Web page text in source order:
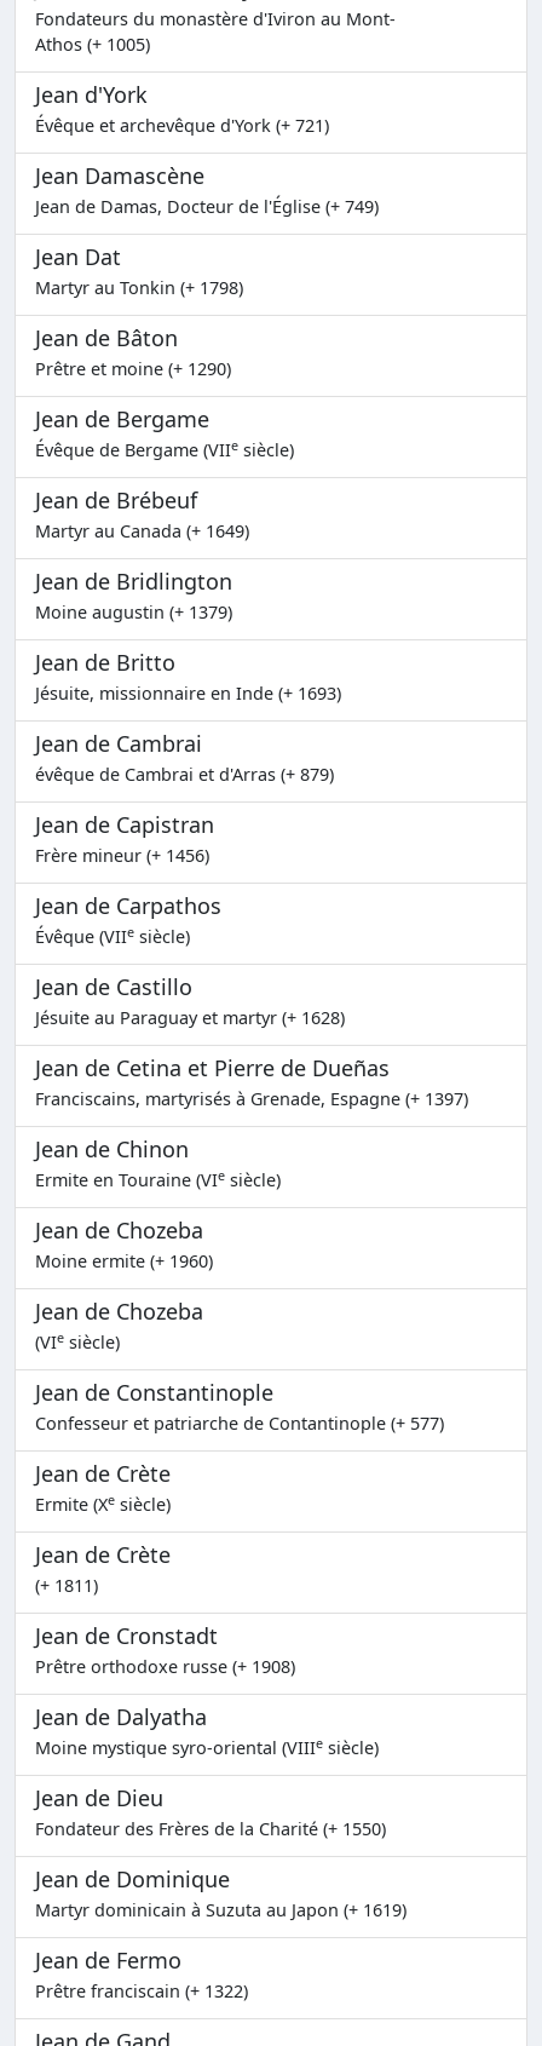
Fondateurs du monastère d'Iviron au Mont-
Athos (+ 1005)
Jean d'York
Évêque et archevêque d'York (+ 721)
Jean Damascène
Jean de Damas, Docteur de l'Église (+ 749)
Jean Dat
Martyr au Tonkin (+ 1798)
Jean de Bâton
Prêtre et moine (+ 1290)
Jean de Bergame
Évêque de Bergame (VIIe siècle)
Jean de Brébeuf
Martyr au Canada (+ 1649)
Jean de Bridlington
Moine augustin (+ 1379)
Jean de Britto
Jésuite, missionnaire en Inde (+ 1693)
Jean de Cambrai
évêque de Cambrai et d'Arras (+ 879)
Jean de Capistran
Frère mineur (+ 1456)
Jean de Carpathos
Évêque (VIIe siècle)
Jean de Castillo
Jésuite au Paraguay et martyr (+ 1628)
Jean de Cetina et Pierre de Dueñas
Franciscains, martyrisés à Grenade, Espagne (+ 1397)
Jean de Chinon
Ermite en Touraine (VIe siècle)
Jean de Chozeba
Moine ermite (+ 1960)
Jean de Chozeba
(VIe siècle)
Jean de Constantinople
Confesseur et patriarche de Contantinople (+ 577)
Jean de Crète
Ermite (Xe siècle)
Jean de Crète
(+ 1811)
Jean de Cronstadt
Prêtre orthodoxe russe (+ 1908)
Jean de Dalyatha
Moine mystique syro-oriental (VIIIe siècle)
Jean de Dieu
Fondateur des Frères de la Charité (+ 1550)
Jean de Dominique
Martyr dominicain à Suzuta au Japon (+ 1619)
Jean de Fermo
Prêtre franciscain (+ 1322)